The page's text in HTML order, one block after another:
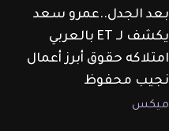
بعد الجدل..عمرو سعد
يكشف لـ ET بالعربي
امتلاكه حقوق أبرز أعمال
نجيب محفوظ
ميكس